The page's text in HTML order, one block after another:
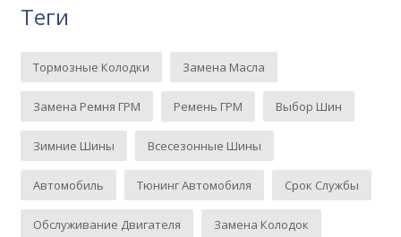
Теги
Тормозные Колодки Замена Масла
Замена Ремня ГРМ Ремень ГРМ Выбор Шин
Зимние Шины Всесезонные Шины
Автомобиль Тюнинг Автомобиля Срок Службы
Обслуживание Двигателя Замена Колодок